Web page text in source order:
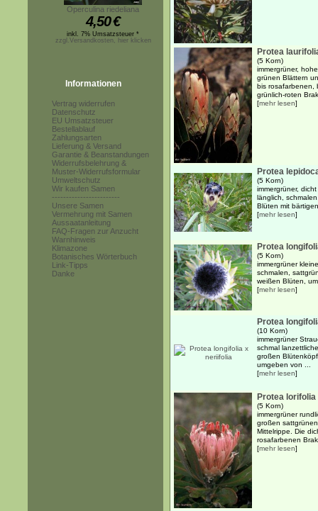
Operculina riedeliana
4,50€
inkl. 7% Umsatzsteuer *
zzgl.Versandkosten, hier klicken
Informationen
Vertrag widerrufen
Datenschutz
EU Umsatzsteuer
Bestellablauf
Zahlungsarten
Lieferung & Versand
Garantie & Beanstandungen
Widerrufsbelehrung &
Muster-Widerrufsformular
Umweltschutz
Wir kaufen Samen
------------------------
Unsere Samen
Vermehrung mit Samen
Aussaatanleitung
FAQ-Fragen zur Anzucht
Warnhinweis
Klimazone
Botanisches Wörterbuch
Link-Tipps
Danke
Protea
(5 Korn)
immergrüner,
grünen Blättern
bis rosafarbenen,
grünlich-roten
[mehr lesen]
Protea
(5 Korn)
immergrüner,
länglich,
Blüten mit
[mehr lesen]
Protea
(5 Korn)
immergrüner
schmalen,
weißen Blüten,
[mehr lesen]
Protea
(10 Korn)
immergrüner
schmal
großen
umgeben von ...
[mehr lesen]
Protea lorifolia
(5 Korn)
immergrüner
großen
Mittelrippe. Die
rosafarbenen
[mehr lesen]